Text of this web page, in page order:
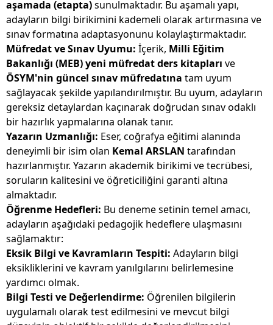
aşamada (etapta)sunulmaktadır. Bu aşamalı yapı,
adayların bilgi birikimini kademeli olarak artırmasına ve
sınav formatına adaptasyonunu kolaylaştırmaktadır.
Müfredat ve Sınav Uyumu: İçerik, Milli Eğitim
Bakanlığı (MEB) yeni müfredat ders kitapları ve
ÖSYM'nin güncel sınav müfredatına tam uyum
sağlayacak şekilde yapılandırılmıştır. Bu uyum, adayların
gereksiz detaylardan kaçınarak doğrudan sınav odaklı
bir hazırlık yapmalarına olanak tanır.
Yazarın Uzmanlığı: Eser, coğrafya eğitimi alanında
deneyimli bir isim olan Kemal ARSLAN tarafından
hazırlanmıştır. Yazarın akademik birikimi ve tecrübesi,
soruların kalitesini ve öğreticiliğini garanti altına
almaktadır.
Öğrenme Hedefleri: Bu deneme setinin temel amacı,
adayların aşağıdaki pedagojik hedeflere ulaşmasını
sağlamaktır:
Eksik Bilgi ve Kavramların Tespiti: Adayların bilgi
eksikliklerini ve kavram yanılgılarını belirlemesine
yardımcı olmak.
Bilgi Testi ve Değerlendirme: Öğrenilen bilgilerin
uygulamalı olarak test edilmesini ve mevcut bilgi